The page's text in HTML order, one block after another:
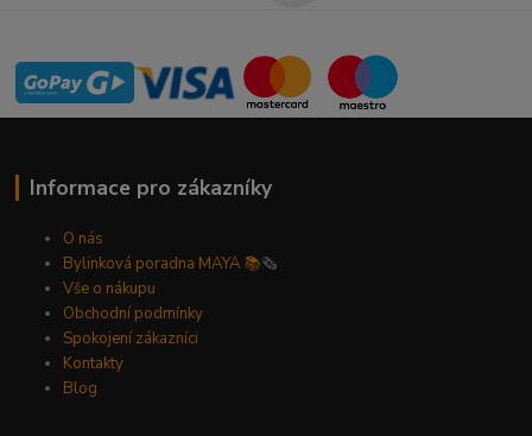
Informace pro zákazníky
O nás
Bylinková poradna MAYA 📚🗞️
Vše o nákupu
Obchodní podmínky
Spokojení zákazníci
Kontakty
Blog